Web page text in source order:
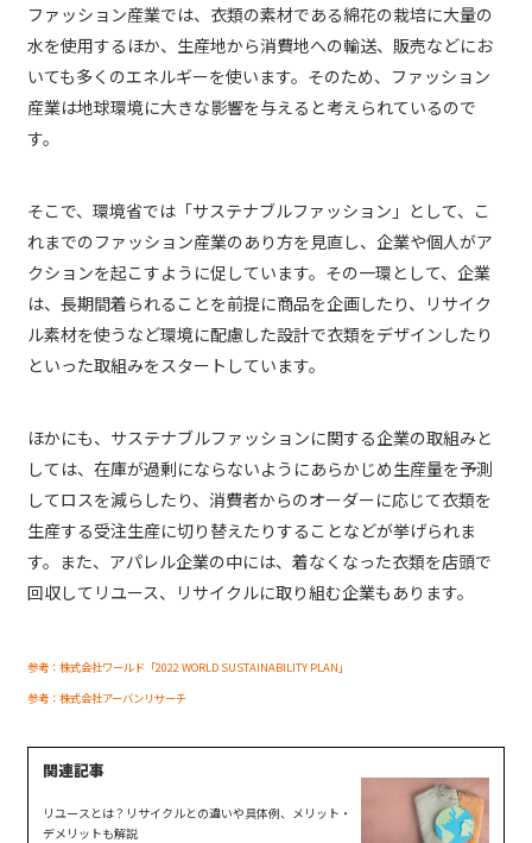
ファッション産業では、衣類の素材である綿花の栽培に大量の
水を使用するほか、生産地から消費地への輸送、販売などにお
いても多くのエネルギーを使います。そのため、ファッション
産業は地球環境に大きな影響を与えると考えられているので
す。
そこで、環境省では「サステナブルファッション」として、こ
れまでのファッション産業のあり方を見直し、企業や個人がア
クションを起こすように促しています。その一環として、企業
は、長期間着られることを前提に商品を企画したり、リサイク
ル素材を使うなど環境に配慮した設計で衣類をデザインしたり
といった取組みをスタートしています。
ほかにも、サステナブルファッションに関する企業の取組みと
しては、在庫が過剰にならないようにあらかじめ生産量を予測
してロスを減らしたり、消費者からのオーダーに応じて衣類を
生産する受注生産に切り替えたりすることなどが挙げられま
す。また、アパレル企業の中には、着なくなった衣類を店頭で
回収してリユース、リサイクルに取り組む企業もあります。
参考：株式会社ワールド「2022 WORLD SUSTAINABILITY PLAN」
参考：株式会社アーバンリサーチ
リユースとは？リサイクルとの違いや具体例、メリット・
デメリットも解説